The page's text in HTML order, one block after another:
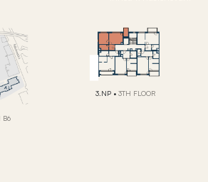
B6
3.NP • 3TH FLOOR